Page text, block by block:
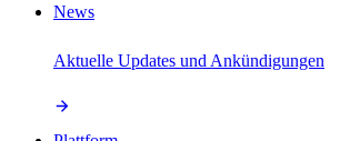
News
Aktuelle Updates und Ankündigungen